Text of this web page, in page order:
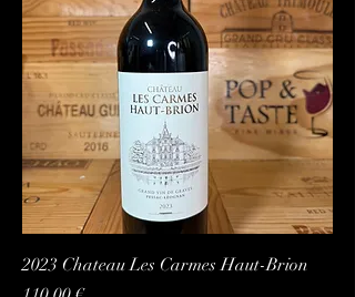
2023 Chateau Les Carmes Haut-Brion